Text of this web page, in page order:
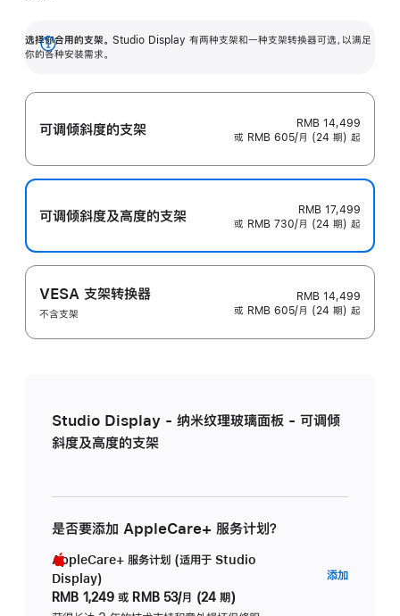
选择你合用的支架。 Studio Display 有两种支架和一种支架转换器可选，以满足
你的各种安装需求。
展
可调倾斜度的支架
RMB 14,499
或 RMB 605/月 (24 期) 起
可调倾斜度及高‍度的支‍架
RMB 17,499
或 RMB 730/月 (24 期) 起
VESA 支架转换器
不含支架
RMB 14,499
或 RMB 605/月 (24 期) 起
Studio Display - 纳米纹理玻璃面板 - 可调倾
斜度及高度的支架
是否要添加 AppleCare+ 服务计划？
AppleCare+ 服务计划 (适用于 Studio
Display)
RMB 1,249 或 RMB 53/月 (24 期)
添加